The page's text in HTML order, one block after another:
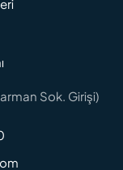
Sok. Girişi)